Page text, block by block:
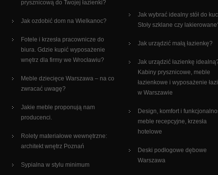
prysznicową do Twojej łazienki?
Jak ozdobić dom na Wielkanoc?
Fotele i krzesła pracownicze do
biura. Gdzie kupić wyposażenie
wnętrz dla firmy we Wrocławiu?
Meble dziecięce Warszawa – na co
zwracać uwagę?
Jakie meble proponują nam
producenci.
Rolety materiałowe wewnętrzne:
architekt wnętrz Poznań
Sypialna w stylu minimum
Jak wybrać idealny stół do
Stoły szklane czy
Jak urządzić małą łazienkę?
Jak urządzić łazienkę
Kabiny prysznicowe, meble
łazienkowe i wyposażenie
w Warszawie
Design, komfort i
meble recepcyjne, krzesła
hotelowe
Deski podłogowe dębowe
Warszawa